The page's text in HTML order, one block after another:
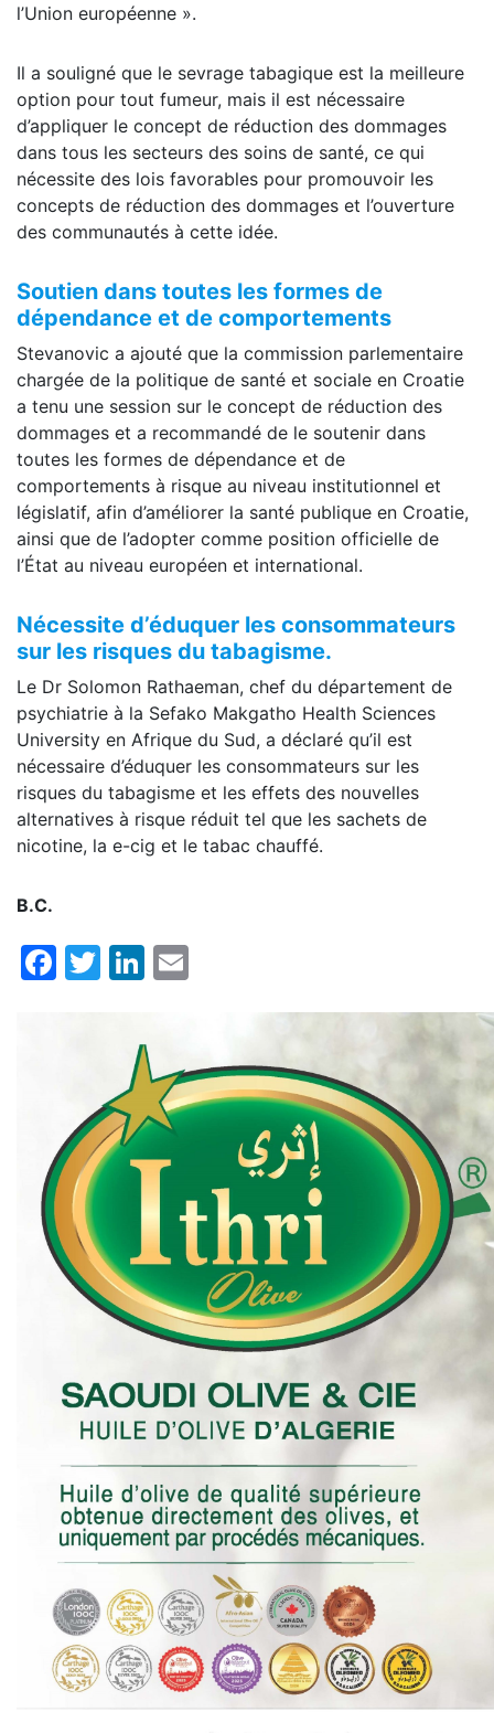
l’Union européenne ».
Il a souligné que le sevrage tabagique est la meilleure
option pour tout fumeur, mais il est nécessaire
d’appliquer le concept de réduction des dommages
dans tous les secteurs des soins de santé, ce qui
nécessite des lois favorables pour promouvoir les
concepts de réduction des dommages et l’ouverture
des communautés à cette idée.
Soutien dans toutes les formes de
dépendance et de comportements
Stevanovic a ajouté que la commission parlementaire
chargée de la politique de santé et sociale en Croatie
a tenu une session sur le concept de réduction des
dommages et a recommandé de le soutenir dans
toutes les formes de dépendance et de
comportements à risque au niveau institutionnel et
législatif, afin d’améliorer la santé publique en Croatie,
ainsi que de l’adopter comme position officielle de
l’État au niveau européen et international.
Nécessite d’éduquer les consommateurs
sur les risques du tabagisme.
Le Dr Solomon Rathaeman, chef du département de
psychiatrie à la Sefako Makgatho Health Sciences
University en Afrique du Sud, a déclaré qu’il est
nécessaire d’éduquer les consommateurs sur les
risques du tabagisme et les effets des nouvelles
alternatives à risque réduit tel que les sachets de
nicotine, la e-cig et le tabac chauffé.
B.C.
Facebook
TwitterLinkedIn